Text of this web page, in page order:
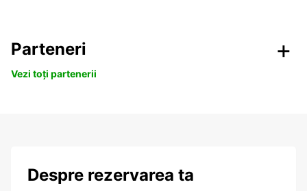
Parteneri
Vezi toți partenerii
Despre rezervarea ta